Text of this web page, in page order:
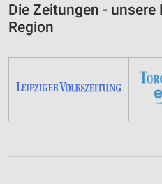
Die Zeitungen - unsere
Region